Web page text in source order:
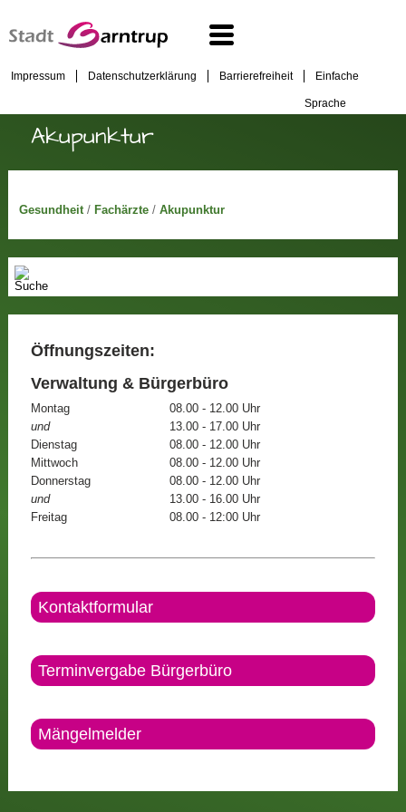
Impressum Datenschutzerklärung Barrierefreiheit Einfache
Sprache
Akupunktur
Gesundheit/ Fachärzte/ Akupunktur
Öffnungszeiten:
Verwaltung & Bürgerbüro
Montag
08.00 - 12.00 Uhr
und
13.00 - 17.00 Uhr
Dienstag
08.00 - 12.00 Uhr
Mittwoch
08.00 - 12.00 Uhr
Donnerstag
08.00 - 12.00 Uhr
und
13.00 - 16.00 Uhr
Freitag
08.00 - 12:00 Uhr
Kontaktformular
Terminvergabe Bürgerbüro
Mängelmelder